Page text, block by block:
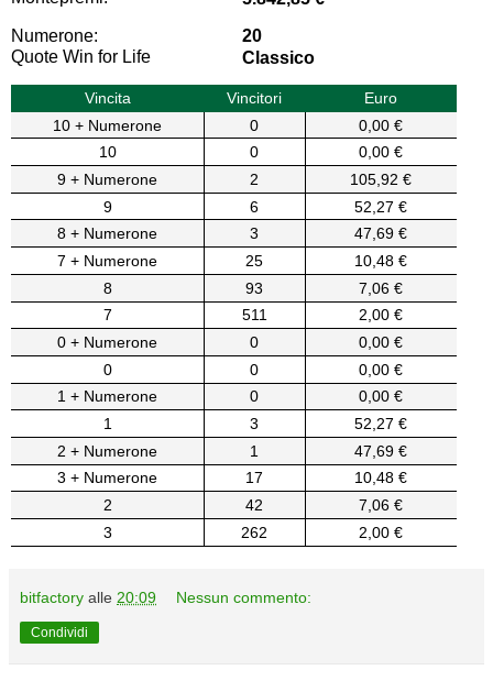
Numerone:
20
Quote Win for Life
Classico
Vincita Vincitori
Euro
10 + Numerone
0
0,00 €
10
0
0,00 €
9 + Numerone
2
105,92 €
9
6
52,27 €
8 + Numerone
3
47,69 €
7 + Numerone
25
10,48 €
8
93
7,06 €
7
511
2,00 €
0 + Numerone
0
0,00 €
0
0
0,00 €
1 + Numerone
0
0,00 €
1
3
52,27 €
2 + Numerone
1
47,69 €
3 + Numerone
17
10,48 €
2
42
7,06 €
3
262 2,00 €
bitfactory alle 20:09 Nessun commento:
Condividi